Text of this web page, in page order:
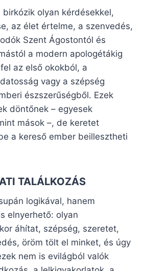
olyan kérdésekkel,
az élet értelme, a szenvedés,
Szent Ágostontól és
a modern apologétákig
az első okokból, a
vagy a szépség
észszerűségből. Ezek
döntőnek – egyesek
mások –, de keretet
a kereső ember beillesztheti
TALÁLKOZÁS
logikával, hanem
elnyerhető: olyan
áhítat, szépség, szeretet,
öröm tölt el minket, és úgy
nem is evilágból valók